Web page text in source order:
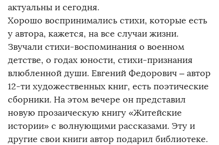
актуальны и сегодня.
Хорошо воспринимались стихи, которые есть
у автора, кажется, на все случаи жизни.
Звучали стихи-воспоминания о военном
детстве, о годах юности, стихи-признания
влюбленной души. Евгений Федорович – автор
12-ти художественных книг, есть поэтические
сборники. На этом вечере он представил
новую прозаическую книгу «Житейские
истории» с волнующими рассказами. Эту и
другие свои книги автор подарил библиотеке.